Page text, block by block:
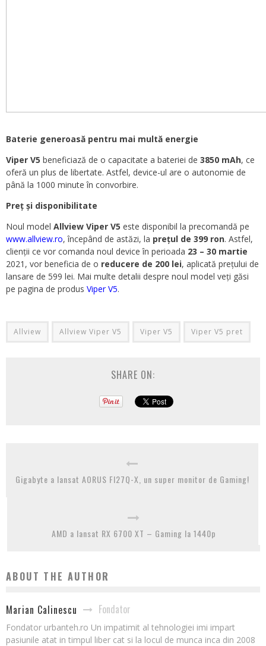
Baterie generoasă pentru mai multă energie
Viper V5 beneficiază de o capacitate a bateriei de 3850 mAh, ce
oferă un plus de libertate. Astfel, device-ul are o autonomie de
până la 1000 minute în convorbire.
Preț și disponibilitate
Noul model Allview Viper V5 este disponibil la precomandă pe
www.allview.ro, începând de astăzi, la prețul de 399 ron. Astfel,
clienții ce vor comanda noul device în perioada 23 – 30 martie
2021, vor beneficia de o reducere de 200 lei, aplicată prețului de
lansare de 599 lei. Mai multe detalii despre noul model veți găsi
pe pagina de produs Viper V5.
Allview Allview Viper V5 Viper V5 Viper V5 pret
SHARE ON:
Gigabyte a lansat AORUS FI27Q-X, un super monitor de Gaming!
AMD a lansat RX 6700 XT – Gaming la 1440p
ABOUT THE AUTHOR
Marian Calinescu Fondator
Fondator urbanteh.ro Un impatimit al tehnologiei imi impart
pasiunile atat in timpul liber cat si la locul de munca inca din 2008